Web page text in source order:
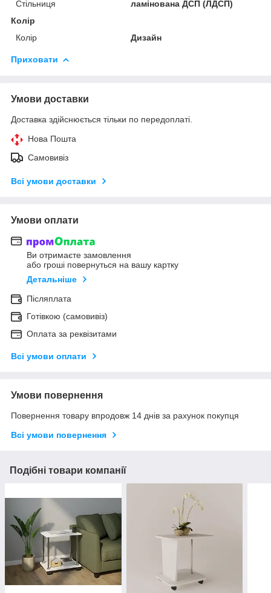
Стільниця
ламінована ДСП (ЛДСП)
Колір
Колір
Дизайн
Приховати
Умови доставки
Доставка здійснюється тільки по передоплаті.
Нова Пошта
Самовивіз
Всі умови доставки
Умови оплати
Ви отримаєте замовлення
або гроші повернуться на вашу картку
Детальніше
Післяплата
Готівкою (самовивіз)
Оплата за реквізитами
Всі умови оплати
Умови повернення
Повернення товару впродовж 14 днів за рахунок покупця
Всі умови повернення
Подібні товари компанії